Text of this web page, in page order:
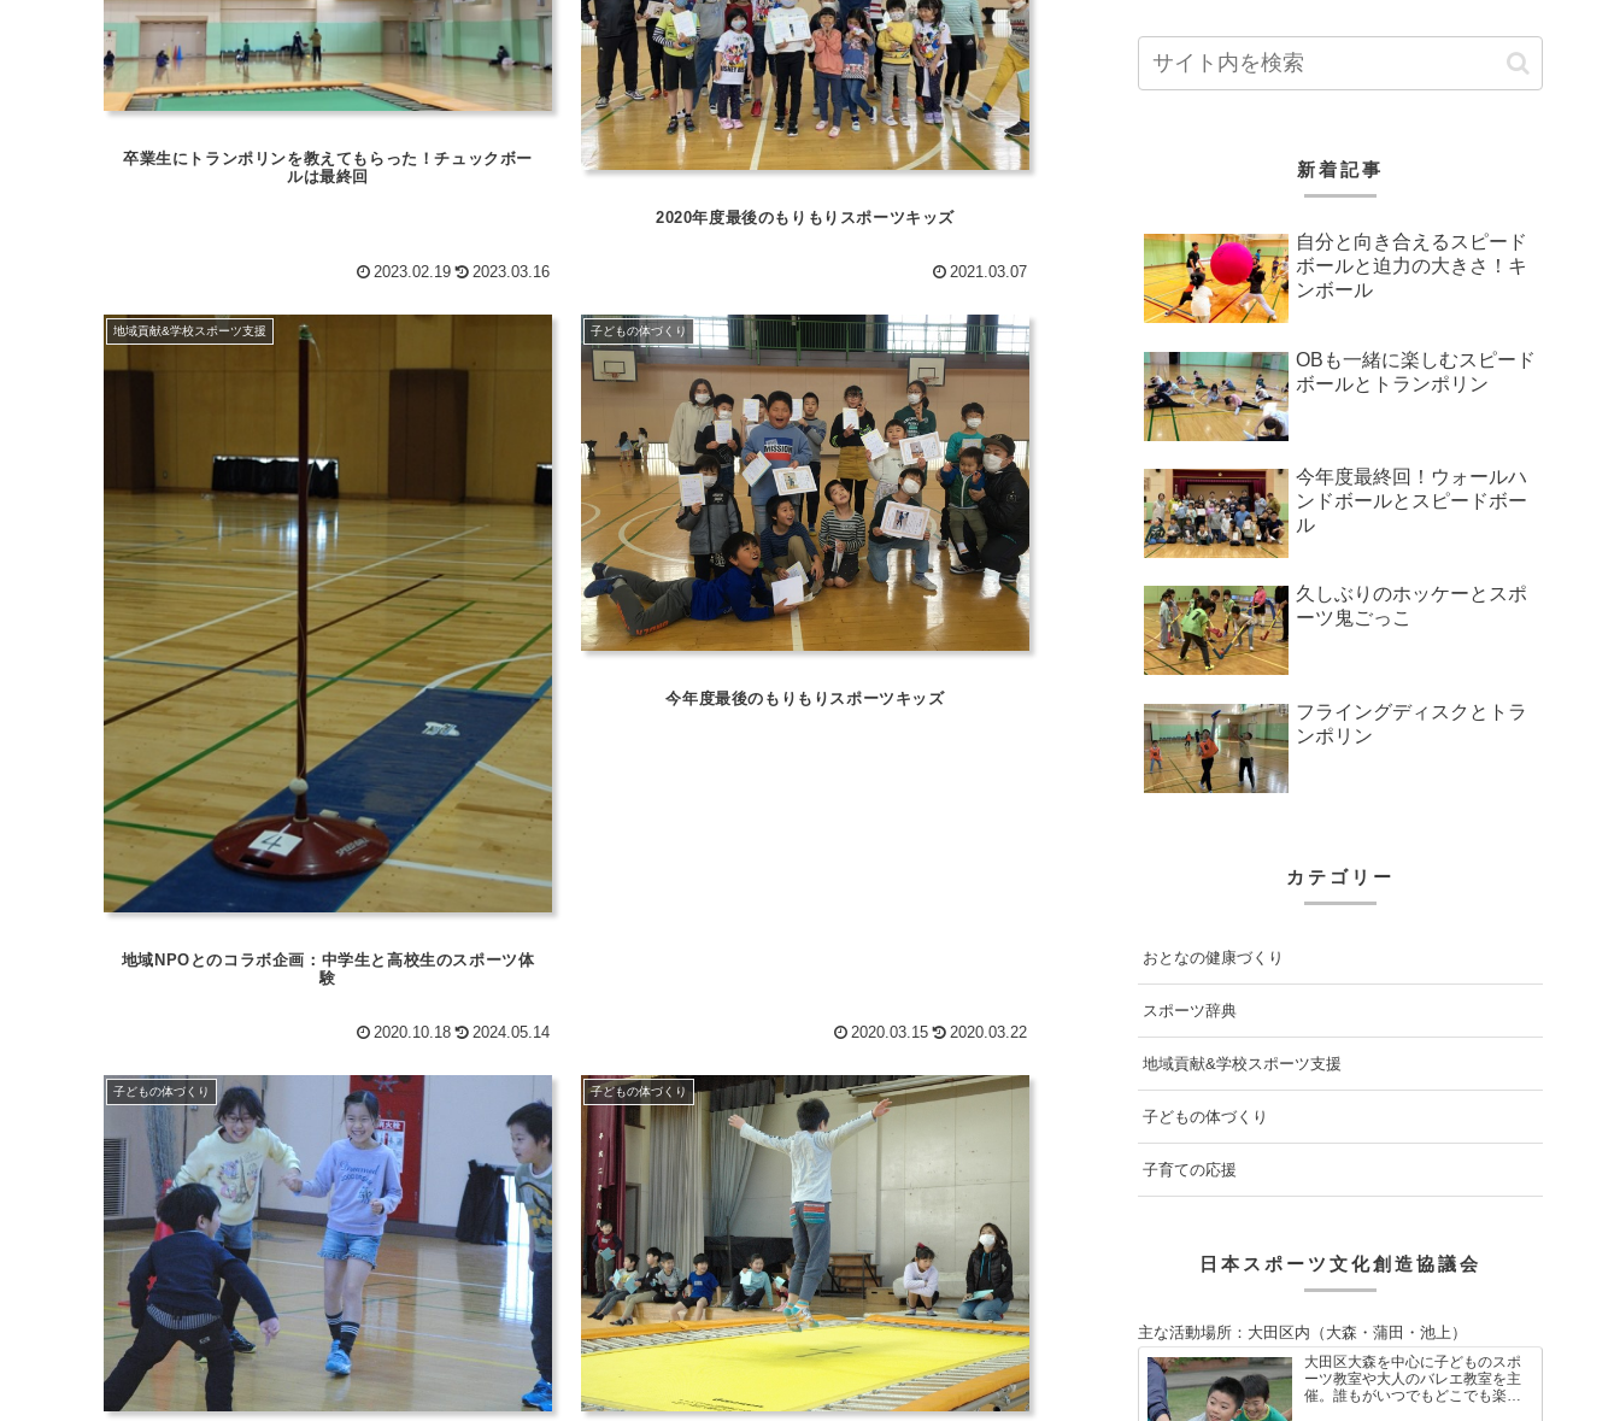
卒業生にトランポリンを教えてもらった！チュックボー
ルは最終回
2023.02.19 2023.03.16
2020年度最後のもりもりスポーツキッズ
2021.03.07
地域貢献&学校スポーツ支援
地域NPOとのコラボ企画：中学生と高校生のスポーツ体
験
2020.10.18 2024.05.14
子どもの体づくり
今年度最後のもりもりスポーツキッズ
2020.03.15 2020.03.22
子どもの体づくり 子どもの体づくり
新着記事
自分と向き合えるスピード
ボールと迫力の大きさ！キ
ンボール
OBも一緒に楽しむスピード
ボールとトランポリン
今年度最終回！ウォールハ
ンドボールとスピードボー
ル
久しぶりのホッケーとスポ
ーツ鬼ごっこ
フライングディスクとトラ
ンポリン
カテゴリー
おとなの健康づくり
スポーツ辞典
地域貢献&学校スポーツ支援
子どもの体づくり
子育ての応援
日本スポーツ文化創造協議会
主な活動場所：大田区内（大森・蒲田・池上）
大田区大森を中心に子どものスポ
ーツ教室や大人のバレエ教室を主
催。誰もがいつでもどこでも楽し